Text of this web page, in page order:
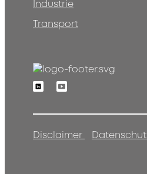
Industrie
Transport
LinkedinYoutube
Disclaimer